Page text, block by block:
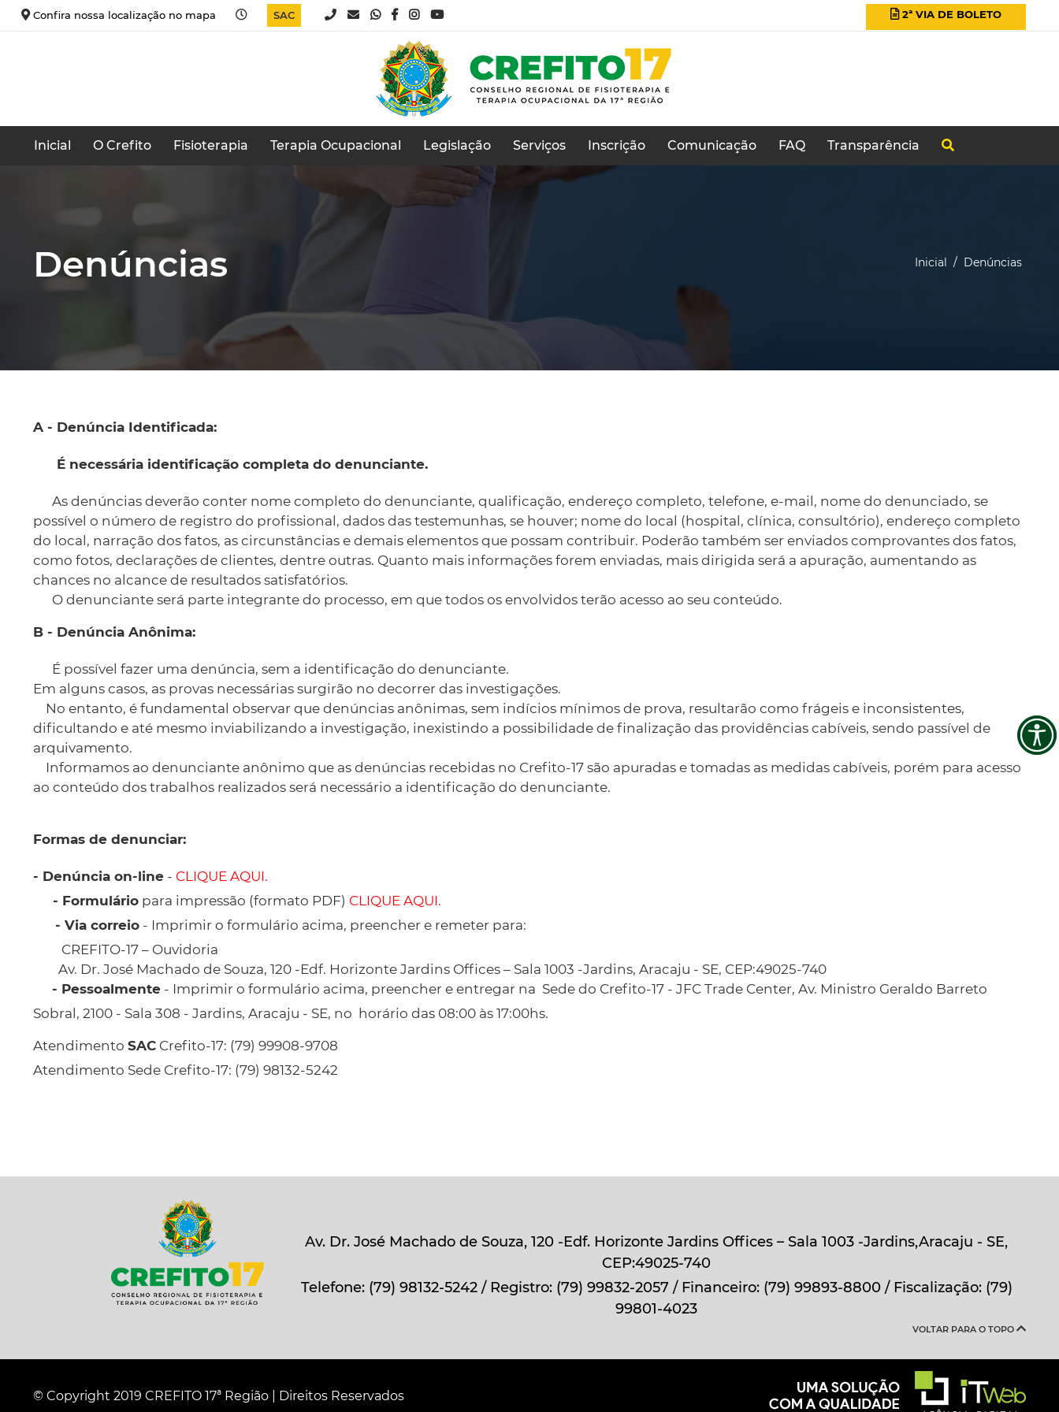
Confira nossa localização no mapa SAC
Inicial O Crefito Fisioterapia Terapia Ocupacional Legislação Serviços Inscrição Comunicação FAQ Transparência
Denúncias Inicial / Denúncias
As denúncias deverão conter nome completo do denunciante, qualificação, endereço completo, telefone, e-mail, nome do denunciado, se
possível o número de registro do profissional, dados das testemunhas, se houver; nome do local (hospital, clínica, consultório), endereço completo
do local, narração dos fatos, as circunstâncias e demais elementos que possam contribuir. Poderão também ser enviados comprovantes dos fatos,
como fotos, declarações de clientes, dentre outras. Quanto mais informações forem enviadas, mais dirigida será a apuração, aumentando as
chances no alcance de resultados satisfatórios.
O denunciante será parte integrante do processo, em que todos os envolvidos terão acesso ao seu conteúdo.
É possível fazer uma denúncia, sem a identificação do denunciante.
Em alguns casos, as provas necessárias surgirão no decorrer das investigações.
No entanto, é fundamental observar que denúncias anônimas, sem indícios mínimos de prova, resultarão como frágeis e inconsistentes,
dificultando e até mesmo inviabilizando a investigação, inexistindo a possibilidade de finalização das providências cabíveis, sendo passível de
arquivamento.
Informamos ao denunciante anônimo que as denúncias recebidas no Crefito-17 são apuradas e tomadas as medidas cabíveis, porém para acesso
ao conteúdo dos trabalhos realizados será necessário a identificação do denunciante.
- CLIQUE AQUI.
para impressão (formato PDF) CLIQUE AQUI.
- Imprimir o formulário acima, preencher e remeter para:
CREFITO-17 – Ouvidoria
Av. Dr. José Machado de Souza, 120 -Edf. Horizonte Jardins Offices – Sala 1003 -Jardins, Aracaju - SE, CEP:49025-740
- Imprimir o formulário acima, preencher e entregar na Sede do Crefito-17 - JFC Trade Center, Av. Ministro Geraldo Barreto
Sobral, 2100 - Sala 308 - Jardins, Aracaju - SE, no horário das 08:00 às 17:00hs.
Atendimento
Crefito-17: (79) 99908-9708
Atendimento Sede Crefito-17: (79) 98132-5242
Av. Dr. José Machado de Souza, 120 -Edf. Horizonte Jardins Offices – Sala 1003 -Jardins,Aracaju - SE,
CEP:49025-740
Telefone: (79) 98132-5242 / Registro: (79) 99832-2057 / Financeiro: (79) 99893-8800 / Fiscalização: (79)
99801-4023
VOLTAR PARA O TOPO
© Copyright 2019 CREFITO 17ª Região | Direitos Reservados